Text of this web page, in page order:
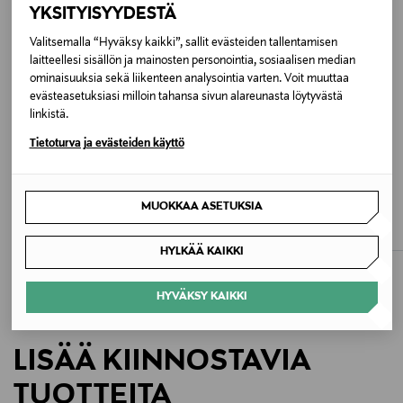
YKSITYISYYDESTÄ
Valitsemalla “Hyväksy kaikki”, sallit evästeiden tallentamisen
laitteellesi sisällön ja mainosten personointia, sosiaalisen median
ominaisuuksia sekä liikenteen analysointia varten. Voit muuttaa
evästeasetuksiasi milloin tahansa sivun alareunasta löytyvästä
linkistä.
Tietoturva ja evästeiden käyttö
MUOKKAA ASETUKSIA
HYLKÄÄ KAIKKI
HYVÄKSY KAIKKI
DW5 NAVY BLUE
Koko
Tommy Hilfiger Europe B.V.
Danzigerkade 165, 1013 AP Amsterdam, Netherlands
Digitaalinen osoite
Discounted Price
53,90 € 89,99 €
Discounted Price
271,00 € 690,00 €
LISÄÄ KIINNOSTAVIA
TUOTTEITA